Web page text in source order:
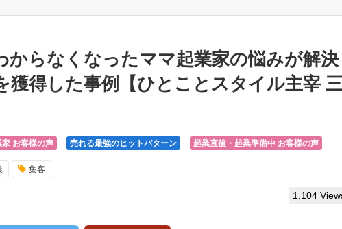
からなくなったママ起業家の悩みが解決
獲得した事例【ひとことスタイル主宰
家 お客様の声 売れる最強のヒットパターン 起業直後・起業準備中 お客様の声
集客
1,104